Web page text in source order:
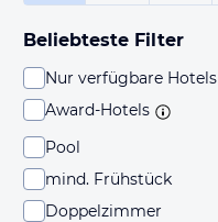
Beliebteste Filter
Nur verfügbare Hotels
Award-Hotels
Pool
mind. Frühstück
Doppelzimmer